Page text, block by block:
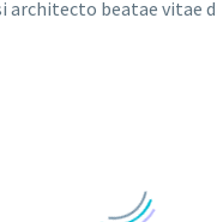
architecto beatae vitae